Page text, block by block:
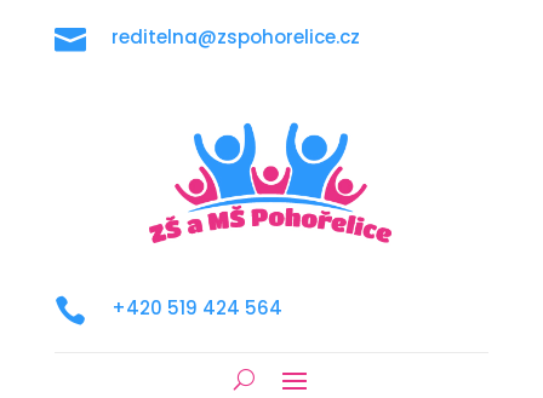
 reditelna@zspohorelice.cz
 +420 519 424 564